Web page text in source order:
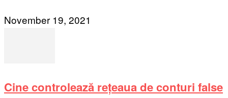
November 19, 2021
Cine controlează rețeaua de conturi false